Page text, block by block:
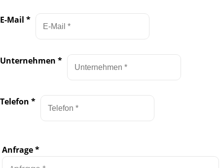
E-Mail *
Unternehmen *
Telefon *
Anfrage*